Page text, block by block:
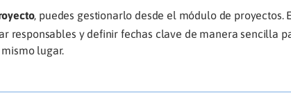
, puedes gestionarlo desde el módulo de proyectos.
responsables y definir fechas clave de manera sencilla
lugar.